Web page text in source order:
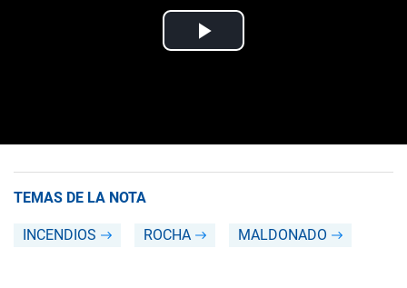
TEMAS DE LA NOTA
INCENDIOS ROCHA MALDONADO